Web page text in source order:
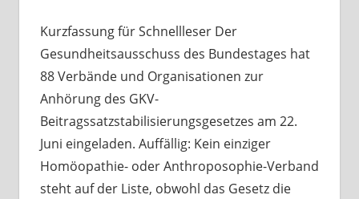
Kurzfassung für Schnellleser Der
Gesundheitsausschuss des Bundestages hat
88 Verbände und Organisationen zur
Anhörung des GKV-
Beitragssatzstabilisierungsgesetzes am 22.
Juni eingeladen. Auffällig: Kein einziger
Homöopathie- oder Anthroposophie-Verband
steht auf der Liste, obwohl das Gesetz die